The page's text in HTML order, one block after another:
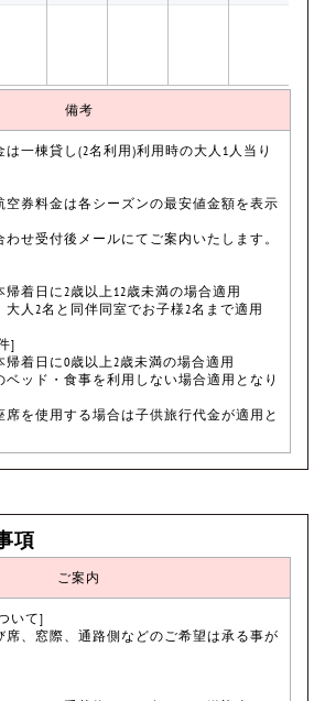
備考
一棟貸し(2名利用)利用時の大人1人当り
空券料金は各シーズンの最安値金額を表示
せ受付後メールにてご案内いたします。
着日に2歳以上12歳未満の場合適用
大人2名と同伴同室でお子様2名まで適用
]
帰着日に0歳以上2歳未満の場合適用
ッド・食事を利用しない場合適用となり
席を使用する場合は子供旅行代金が適用と
項
ご案内
いて]
席、窓際、通路側などのご希望は承る事が